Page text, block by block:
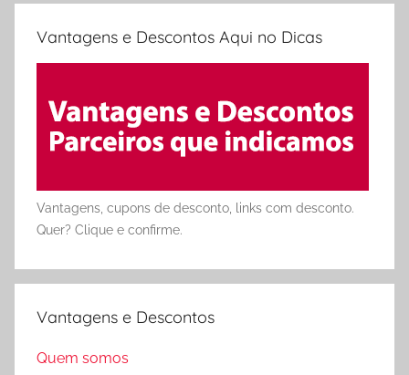
Vantagens e Descontos Aqui no Dicas
Vantagens, cupons de desconto, links com desconto.
Quer? Clique e confirme.
Vantagens e Descontos
Quem somos